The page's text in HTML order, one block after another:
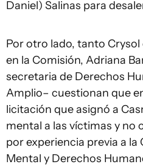
Daniel) Salinas para
Por otro lado, tanto
en la Comisión, Adriana
secretaria de Derechos
Amplio– cuestionan que
licitación que asignó a
mental a las víctimas y
por experiencia previa a la
Mental y Derechos